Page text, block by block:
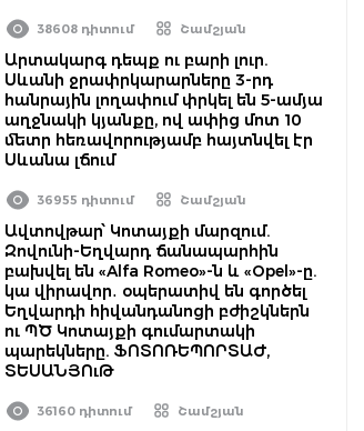
38608 դիտում Շամշյան
Արտակարգ դեպք ու բարի լուր.
Սևանի ջրափրկարարները 3-րդ
հանրային լողափում փրկել են 5-ամյա
աղջնակի կյանքը, ով ափից մոտ 10
մետր հեռավորությամբ հայտնվել էր
Սևանա լճում
36955 դիտում Շամշյան
Ավտովթար՝ Կոտայքի մարզում.
Զովունի-Եղվարդ ճանապարհին
բախվել են «Alfa Romeo»-ն և «Opel»-ը.
կա վիրավոր․ օպերատիվ են գործել
Եղվարդի հիվանդանոցի բժիշկներն
ու ՊԾ Կոտայքի գումարտակի
պարեկները. ՖՈՏՈՌԵՊՈՐՏԱԺ,
ՏԵՍԱՆՅՈւԹ
36160 դիտում Շամշյան